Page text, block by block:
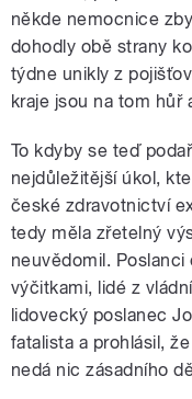
někde nemocnice
dohodly obě strany
týdne unikly z
kraje jsou na tom hůř
To kdyby se teď
nejdůležitější úkol,
české zdravotnictví
tedy měla zřetelný
neuvědomil.
výčitkami, lidé z
lidovecký poslanec
fatalista a prohlásil,
nedá nic zásadního